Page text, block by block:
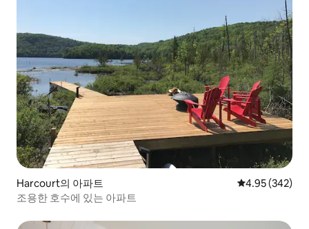
Harcourt의 아파트 평점 4.95점(5
4.95 (342)
조용한 호수에 있는 아파트